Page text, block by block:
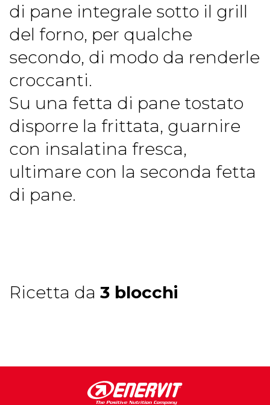
di pane integrale sotto il grill
del forno, per qualche
secondo, di modo da renderle
croccanti.
Su una fetta di pane tostato
disporre la frittata, guarnire
con insalatina fresca,
ultimare con la seconda fetta
di pane.
Ricetta da 3 blocchi